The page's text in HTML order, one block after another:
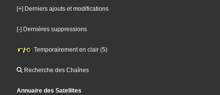
[+] Derniers ajouts et modifications
[-] Dernières suppressions
Temporairement en clair (5)
Recherche des Chaînes
Annuaire des Satellites